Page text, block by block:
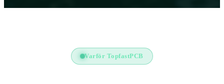
Varför TopfastPCB